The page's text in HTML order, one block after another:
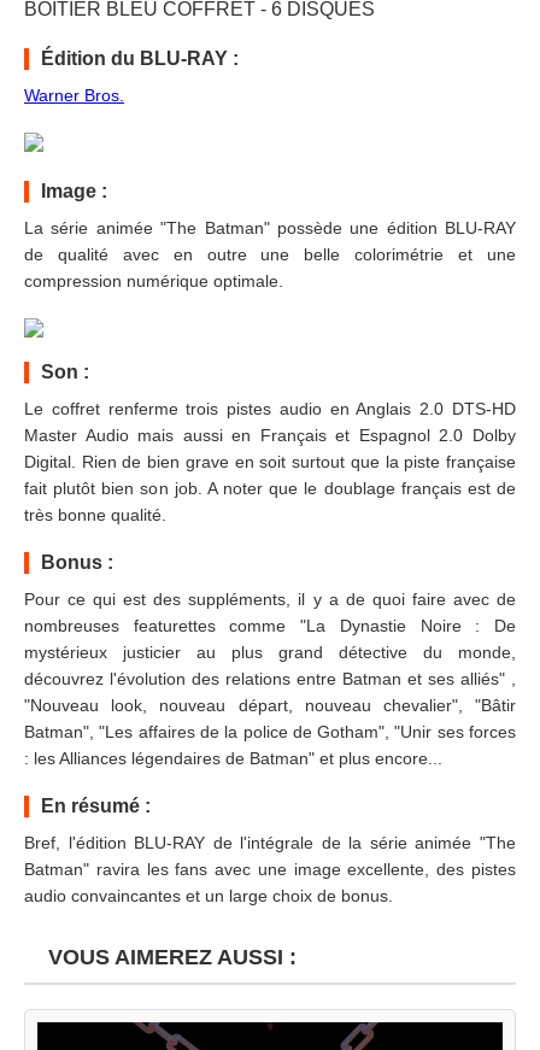
BOITIER BLEU COFFRET - 6 DISQUES
Édition du BLU-RAY :
Warner Bros.
Image :
La série animée "The Batman" possède une édition BLU-RAY
de qualité avec en outre une belle colorimétrie et une
compression numérique optimale.
Son :
Le coffret renferme trois pistes audio en Anglais 2.0 DTS-HD
Master Audio mais aussi en Français et Espagnol 2.0 Dolby
Digital. Rien de bien grave en soit surtout que la piste française
fait plutôt bien son job. A noter que le doublage français est de
très bonne qualité.
Bonus :
Pour ce qui est des suppléments, il y a de quoi faire avec de
nombreuses featurettes comme "La Dynastie Noire : De
mystérieux justicier au plus grand détective du monde,
découvrez l'évolution des relations entre Batman et ses alliés" ,
"Nouveau look, nouveau départ, nouveau chevalier", "Bâtir
Batman", "Les affaires de la police de Gotham", "Unir ses forces
: les Alliances légendaires de Batman" et plus encore...
En résumé :
Bref, l'édition BLU-RAY de l'intégrale de la série animée "The
Batman" ravira les fans avec une image excellente, des pistes
audio convaincantes et un large choix de bonus.
VOUS AIMEREZ AUSSI :